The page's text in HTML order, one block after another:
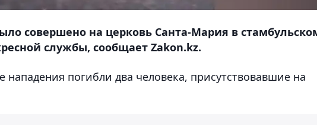
совершено на церковь Санта-Мария в
службы, сообщает Zakon.kz.
погибли два человека, присутствовавшие на